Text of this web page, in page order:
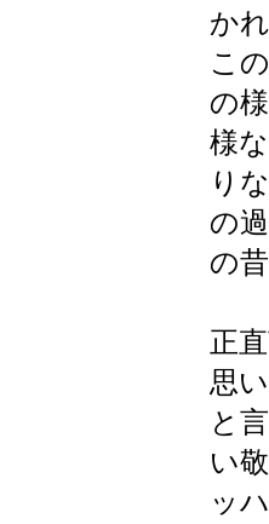
か
こ
の
様
り
の
の
正
思
と
い
ッ